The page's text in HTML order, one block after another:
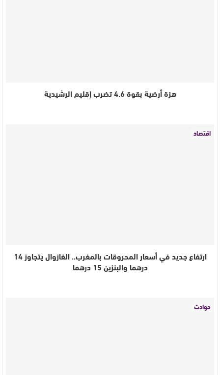
هزة أرضية بقوة 4.6 تضرب إقليم الرشيدية
اقتصاد
ارتفاع جديد في أسعار المحروقات بالمغرب.. الغازوال يتجاوز 14
درهما والبنزين 15 درهما
حوادث